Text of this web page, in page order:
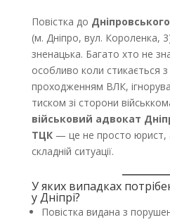
Повістка до
(м. Дніпро, вул. Короленка,
зненацька. Багато хто не
особливо коли стикається
проходженням ВЛК,
тиском зі сторони
військовий адвокат
ТЦК— це не просто юрист,
складній ситуації.
У яких випадках
у Дніпрі?
Повістка видана з